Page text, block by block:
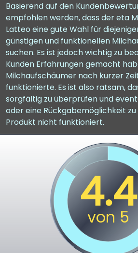
Basierend auf den
empfohlen werden, dass der eta
Latteo eine gute Wahl für
günstigen und funktionellen
suchen. Es ist jedoch wichtig zu
Kunden Erfahrungen gemacht
Milchaufschäumer nach kurzer
funktionierte. Es ist also ratsam,
sorgfältig zu überprüfen und
oder eine Rückgabemöglichkeit
Produkt nicht funktioniert.